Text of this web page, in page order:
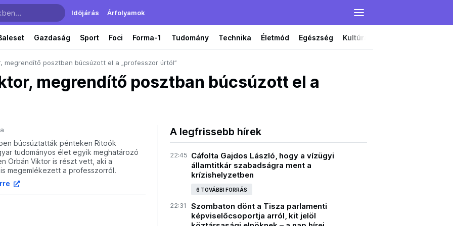
Időjárás Árfolyamok
Gazdaság Sport Foci Forma-1 Tudomány Technika Életmód Egészség Kultúra
megrendítő posztban búcsúzott el a „professzor úrtól”
megrendítő posztban búcsúzott el a
búcsúztatták pénteken Ritoók
tudományos élet egyik meghatározó
Orbán Viktor is részt vett, aki a
megemlékezett a professzorról.
A legfrissebb hírek
22:45 Cáfolta Gajdos László, hogy a vízügyi
államtitkár szabadságra ment a
krízishelyzetben
6 TOVÁBBI FORRÁS
22:31
Szombaton dönt a Tisza parlamenti
képviselőcsoportja arról, kit jelöl